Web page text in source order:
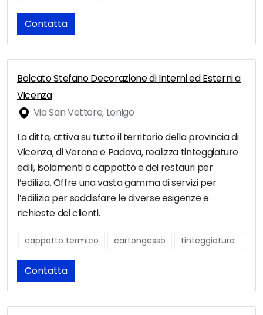
Contatta
Bolcato Stefano Decorazione di Interni ed Esterni a
Vicenza
Via San Vettore, Lonigo
La ditta, attiva su tutto il territorio della provincia di
Vicenza, di Verona e Padova, realizza tinteggiature
edili, isolamenti a cappotto e dei restauri per
l’edilizia. Offre una vasta gamma di servizi per
l’edilizia per soddisfare le diverse esigenze e
richieste dei clienti.
cappotto termico cartongesso tinteggiatura
Contatta